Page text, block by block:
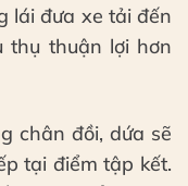
lái đưa xe tải đến
thụ thuận lợi hơn
chân đồi, dứa sẽ
tại điểm tập kết.